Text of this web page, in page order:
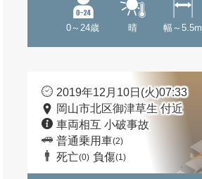
0～24歳 晴 幅～5.5m
2019年12月10日(火)07:33
岡山市北区御津草生 付近
車両相互 小破事故
普通乗用車(2)
死亡(0) 負傷(1)